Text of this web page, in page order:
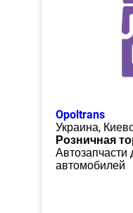
Opoltrans
Украина,
Розничная
Автозапчасти
автомобилей